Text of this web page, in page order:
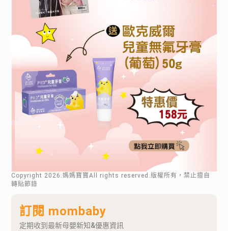
Copyright 2026 .媽媽寶寶All rights reserved.版權所有，禁止擅自
轉貼節錄
訂閱 mombaby
定期收到最新母嬰新知&優惠資訊